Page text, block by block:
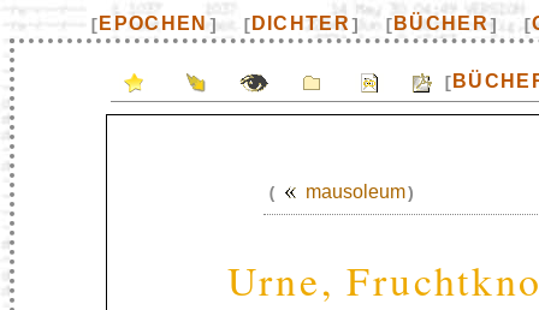
[ EPOCHEN ] [ DICHTER] [ BÜCHER] [
[
( mausoleum)
Urne,